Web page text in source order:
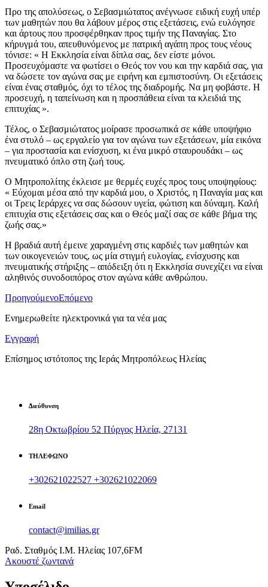
Προ της απολύσεως, ο Σεβασμιώτατος ανέγνωσε ειδική ευχή υπέρ
των μαθητών που θα λάβουν μέρος στις εξετάσεις, ενώ ευλόγησε
και άρτους που προσφέρθηκαν προς τιμήν της Παναγίας. Στο
κήρυγμά του, απευθυνόμενος με πατρική αγάπη προς τους νέους
τόνισε: « Η Εκκλησία είναι δίπλα σας, δεν είστε μόνοι.
Προσευχόμαστε να φωτίσει ο Θεός τον νου και την καρδιά σας, για
να δώσετε τον αγώνα σας με ειρήνη και εμπιστοσύνη. Οι εξετάσεις
είναι ένας σταθμός, όχι το τέλος της διαδρομής. Να μη φοβάστε. Η
προσευχή, η ταπείνωση και η προσπάθεια είναι τα κλειδιά της
επιτυχίας ».
Τέλος, ο Σεβασμιώτατος μοίρασε προσωπικά σε κάθε υποψήφιο
ένα στυλό – ως εργαλείο για τον αγώνα των εξετάσεων, μία εικόνα
– για προστασία και ενίσχυση, κι ένα μικρό σταυρουδάκι – ως
πνευματικό όπλο στη ζωή τους.
Ο Μητροπολίτης έκλεισε με θερμές ευχές προς τους υποψηφίους:
« Εύχομαι μέσα από την καρδιά μου, ο Χριστός, η Παναγία μας και
οι Τρεις Ιεράρχες να σας δώσουν υγεία, φώτιση και δύναμη. Καλή
επιτυχία στις εξετάσεις σας και ο Θεός μαζί σας σε κάθε βήμα της
ζωής σας.»
Η βραδιά αυτή έμεινε χαραγμένη στις καρδιές των μαθητών και
των οικογενειών τους, ως μία στιγμή ευλογίας, ενίσχυσης και
πνευματικής στήριξης – απόδειξη ότι η Εκκλησία συνεχίζει να είναι
αληθινός συνοδοιπόρος στον αγώνα κάθε ανθρώπου.
ΠροηγούμενοΕπόμενο
Ενημερωθείτε ηλεκτρονικά για τα νέα μας
Εγγραφή
Επίσημος ιστότοπος της Ιεράς Μητροπόλεως Ηλείας
Διεύθυνση
28η Οκτωβρίου 52 Πύργος Ηλεία, 27131
ΤΗΛΕΦΩΝΟ
+302621022527 +302621022069
Email
contact@imilias.gr
Ραδ. Σταθμός Ι.Μ. Ηλείας 107,6FM
Aκουστέ ζωντανά